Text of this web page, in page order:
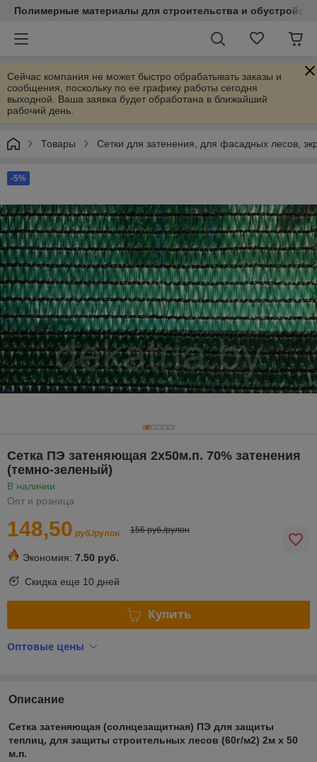
Полимерные материалы для строительства и
Сейчас компания не может быстро обрабатывать заказы и
сообщения, поскольку по ее графику работы сегодня
выходной. Ваша заявка будет обработана в ближайший
рабочий день.
Товары Сетки для затенения, для фасадных лесов,
-5%
Сетка ПЭ затеняющая 2х50м.п. 70% затенения
(темно-зеленый)
В наличии
Опт и розница
148,50 руб./рулон 156 руб./рулон
Экономия: 7.50 руб.
Скидка еще 10 дней
Купить
Оптовые цены
Описание
Сетка затеняющая (солнцезащитная) ПЭ для защиты
теплиц, для защиты строительных лесов (60г/м2) 2м х 50
м.п.